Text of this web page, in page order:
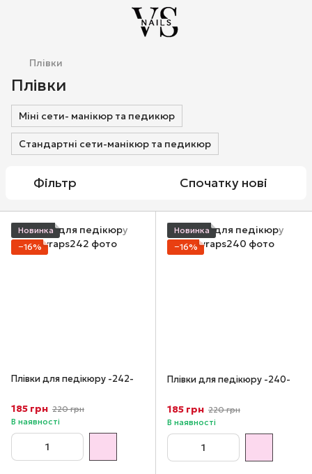
Плівки
Плівки
Міні сети- манікюр та педикюр
Стандартні сети-манікюр та педикюр
Фільтр Спочатку нові
Новинка
−16%
Плівки для педікюру -242-
185 грн 220 грн
В наявності
Новинка
−16%
Плівки для педікюру -240-
185 грн 220 грн
В наявності